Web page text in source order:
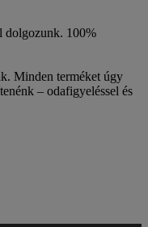
dolgozunk. 100%
Minden terméket úgy
– odafigyeléssel és